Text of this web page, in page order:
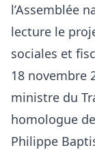
l’Assemblée
lecture le
sociales et
18 novembre
ministre du
homologue
Philippe